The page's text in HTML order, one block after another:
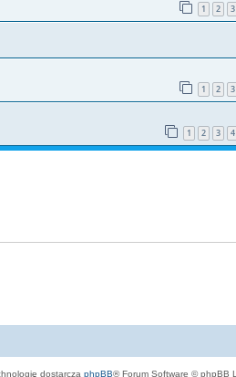
1 2 3
1 2 3
1 2 3 4
dostarcza phpBB® Forum Software © phpBB